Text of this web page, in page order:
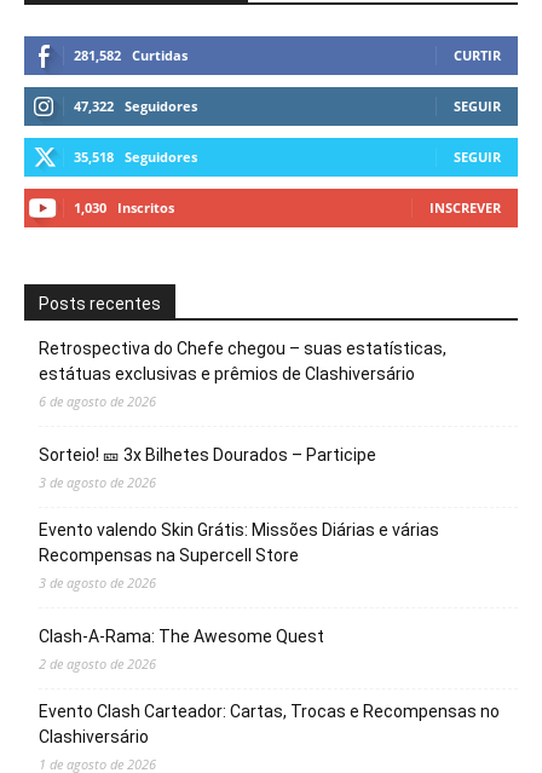
281,582 Curtidas CURTIR
47,322 Seguidores SEGUIR
35,518 Seguidores SEGUIR
1,030 Inscritos INSCREVER
Posts recentes
Retrospectiva do Chefe chegou – suas estatísticas,
estátuas exclusivas e prêmios de Clashiversário
6 de agosto de 2026
Sorteio! 🎫 3x Bilhetes Dourados – Participe
3 de agosto de 2026
Evento valendo Skin Grátis: Missões Diárias e várias
Recompensas na Supercell Store
3 de agosto de 2026
Clash-A-Rama: The Awesome Quest
2 de agosto de 2026
Evento Clash Carteador: Cartas, Trocas e Recompensas no
Clashiversário
1 de agosto de 2026